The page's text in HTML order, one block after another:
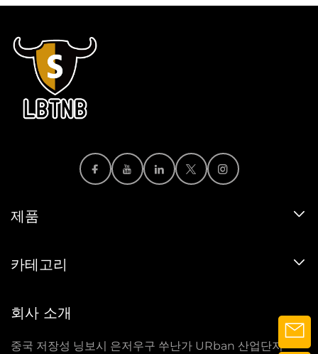
제품
카테고리
회사 소개
중국 저장성 닝보시 은저우구 쑤난가 URban 산업단지